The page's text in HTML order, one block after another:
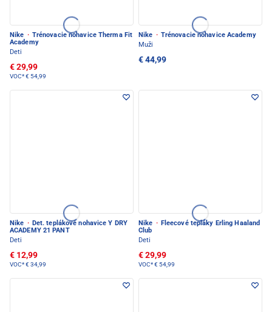
Nike · Trénovacie nohavice Therma Fit
Academy
Deti
€ 29,99
VOC*€ 54,99
Nike · Trénovacie nohavice Academy
Muži
€ 44,99
Nike · Det. teplákové nohavice Y DRY
ACADEMY 21 PANT
Deti
€ 12,99
VOC*€ 34,99
Nike · Fleecové tepláky Erling Haaland
Club
Deti
€ 29,99
VOC*€ 54,99